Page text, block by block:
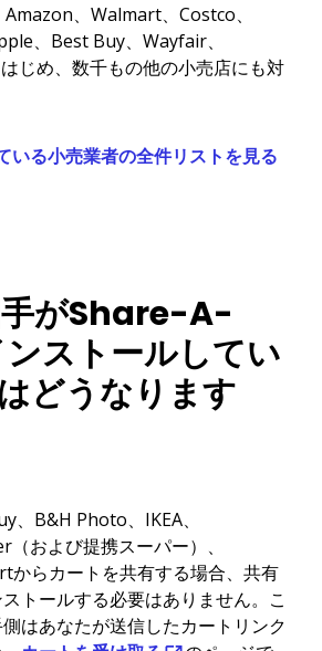
、Walmart、Costco、
、Best Buy、Wayfair、
じめ、数千もの他の小売店にも対
いる小売業者の全件リストを見る
手がShare-A-
ストールしてい
どうなります
、B&H Photo、IKEA、
および提携スーパー）、
からカートを共有する場合、共有
トールする必要はありません。こ
はあなたが送信したカートリンク